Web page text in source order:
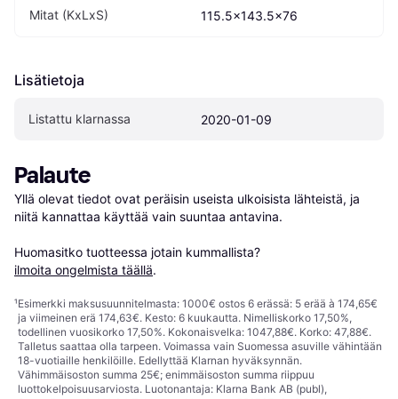
Mitat (KxLxS) 115.5x143.5x76
Lisätietoja
Listattu klarnassa 2020-01-09
Palaute
Yllä olevat tiedot ovat peräisin useista ulkoisista lähteistä, ja
niitä kannattaa käyttää vain suuntaa antavina.
Huomasitko tuotteessa jotain kummallista?
ilmoita ongelmista täällä.
¹Esimerkki maksusuunnitelmasta: 1000€ ostos 6 erässä: 5 erää à 174,65€
ja viimeinen erä 174,63€. Kesto: 6 kuukautta. Nimelliskorko 17,50%,
todellinen vuosikorko 17,50%. Kokonaisvelka: 1047,88€. Korko: 47,88€.
Talletus saattaa olla tarpeen. Voimassa vain Suomessa asuville vähintään
18-vuotiaille henkilöille. Edellyttää Klarnan hyväksynnän.
Vähimmäisoston summa 25€; enimmäisoston summa riippuu
luottokelpoisuusarviosta. Luotonantaja: Klarna Bank AB (publ),